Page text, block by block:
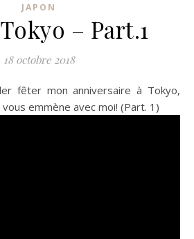
JAPON
– Part.1
18 octobre 2018
emmène avec moi! (Part. 1)